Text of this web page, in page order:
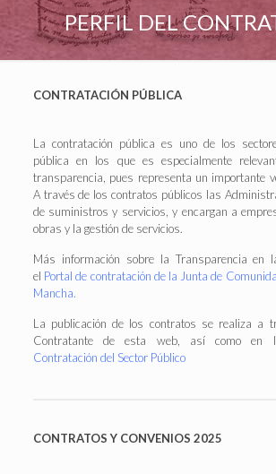
PERFIL DEL
CONTRATACIÓN PÚBLICA
La contratación pública es uno de los
pública en los que es especialmente
transparencia, pues representa un importante
A través de los contratos públicos las
de suministros y servicios, y encargan a
obras y la gestión de servicios.
Más información sobre la Transparencia en
el Portal de contratación de la Junta de
Mancha.
La publicación de los contratos se realiza a
Contratante de esta web, así como en
Contratación del Sector Público
CONTRATOS Y CONVENIOS 2025